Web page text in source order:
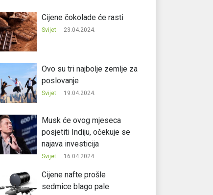
Cijene čokolade će rasti
Svijet 23.04.2024.
Ovo su tri najbolje zemlje za
poslovanje
Svijet 19.04.2024.
Musk će ovog mjeseca
posjetiti Indiju, očekuje se
najava investicija
Svijet 16.04.2024.
Cijene nafte prošle
sedmice blago pale